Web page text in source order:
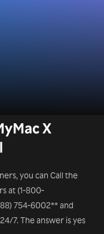
X
you can Call the
at (1-800-
754-6002** and
7. The answer is yes